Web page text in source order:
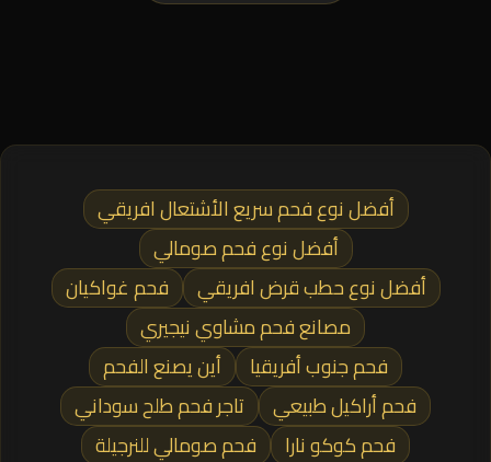
أفضل نوع فحم سريع الأشتعال افريقي
أفضل نوع فحم صومالي
أفضل نوع حطب قرض افريقي
فحم غواكيان
مصانع فحم مشاوي نيجيري
فحم جنوب أفريقيا
أين يصنع الفحم
فحم أراكيل طبيعي
تاجر فحم طلح سوداني
فحم كوكو نارا
فحم صومالي للنرجيلة